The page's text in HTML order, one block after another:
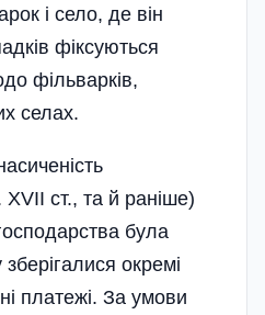
і село, де він
фіксуються
фільварків,
селах.
ст., та й раніше)
була
окремі
платежі. За умови